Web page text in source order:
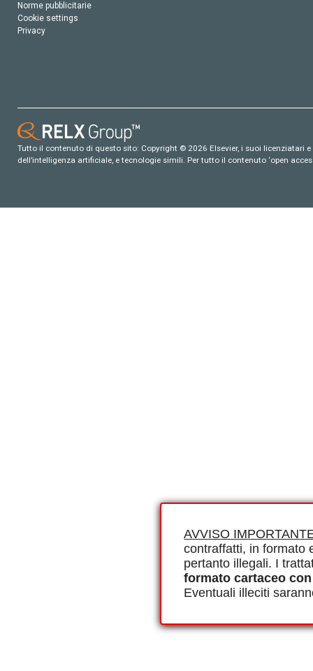
AVVISO
contraffatti, in formato
pertanto illegali. I
formato cartaceo
Eventuali illeciti
Norme pubblicitarie
Cookie settings
Privacy
Tutto il contenuto di questo sito: Copyright © 2026 Elsevier, i suoi
dell’intelligenza artificiale, e tecnologie simili. Per tutto il contenuto ‘open